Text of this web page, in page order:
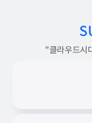
"클라우드시